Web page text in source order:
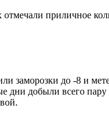
приличное
заморозки до -8 и
дни добыли всего